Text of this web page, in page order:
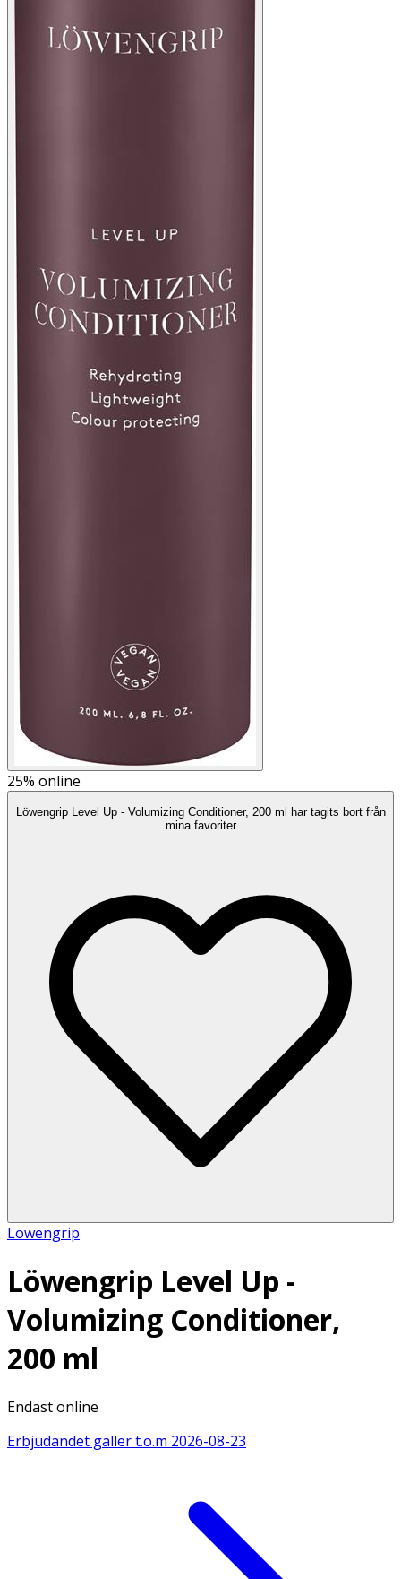
25% online
Löwengrip Level Up - Volumizing Conditioner, 200 ml har tagits bort från
mina favoriter
Löwengrip
Löwengrip Level Up -
Volumizing Conditioner,
200 ml
Endast online
Erbjudandet gäller t.o.m 2026-08-23